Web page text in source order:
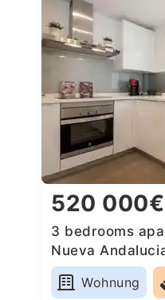
520 000€
3 bedrooms
Nueva
Wohnung